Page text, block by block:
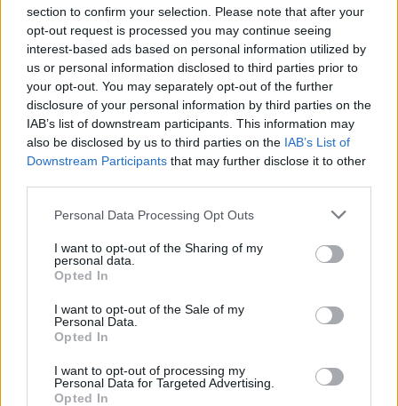
section to confirm your selection. Please note that after your
opt-out request is processed you may continue seeing
interest-based ads based on personal information utilized by
us or personal information disclosed to third parties prior to
your opt-out. You may separately opt-out of the further
disclosure of your personal information by third parties on the
IAB’s list of downstream participants. This information may
also be disclosed by us to third parties on the IAB’s List of
Downstream Participants that may further disclose it to other
Personal Data Processing Opt Outs
I want to opt-out of the Sharing of my
personal data.
Opted In
I want to opt-out of the Sale of my
Personal Data.
Opted In
I want to opt-out of processing my
Personal Data for Targeted Advertising.
Opted In
2026. augusztus 10., hétfő
Összefogtak a szakszervezetek a
bértörvénytervezet módosításáért